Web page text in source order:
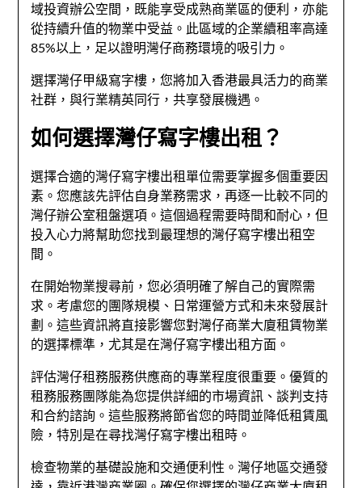
域投資辦公空間，既能享受成熟商業區的便利，亦能
從持續升值的物業中受益。此區域的企業續租率高達
85%以上，足以證明灣仔商務環境的吸引力。
選擇灣仔甲級寫字樓，您將加入香港最具活力的商業
社群，與行業精英同行，共享發展機遇。
如何選擇灣仔寫字樓出租？
選擇合適的灣仔寫字樓出租單位需要掌握多個重要因
素。您應該先評估自身業務需求，再逐一比較不同的
灣仔辦公室租盤選項。這個過程需要時間和耐心，但
投入心力將幫助您找到最理想的灣仔寫字樓出租空
間。
在開始物業搜尋前，您必須明確了解自己的實際需
求。考慮您的團隊規模、日常運營方式和未來發展計
劃。這些資訊將直接影響您對灣仔商業大廈租賃物業
的選擇標準，尤其是在灣仔寫字樓出租方面。
評估灣仔租務服務供應商的專業程度很重要。優質的
租務服務團隊能為您提供詳細的市場資訊、談判支持
和合約諮詢。這些服務將節省您的時間並降低租賃風
險，特別是在尋找灣仔寫字樓出租時。
檢查物業的基礎設施和交通便利性。灣仔地區交通發